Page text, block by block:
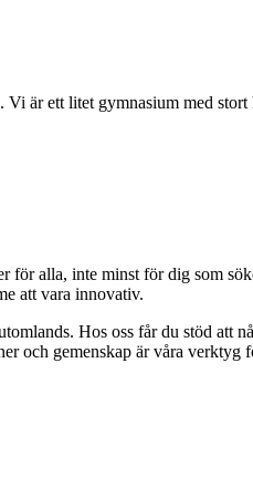
är ett litet gymnasium med
alla, inte minst för dig som
att vara innovativ.
Hos oss får du stöd att
och gemenskap är våra